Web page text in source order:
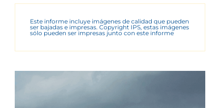
Este informe incluye imágenes de calidad que pueden
ser bajadas e impresas. Copyright IPS, estas imágenes
sólo pueden ser impresas junto con este informe